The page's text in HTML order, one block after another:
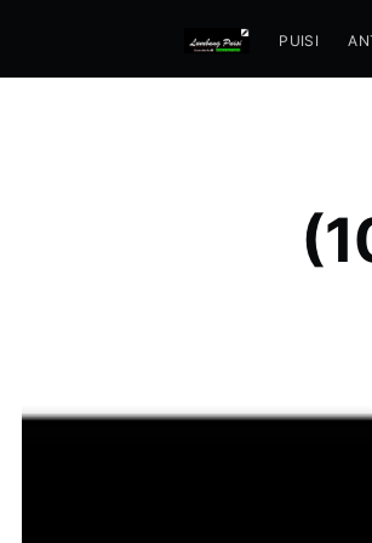
PUISI